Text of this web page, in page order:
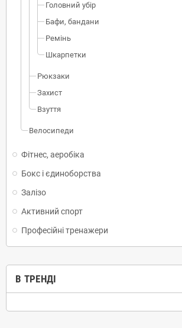
Головний убір
Бафи, бандани
Ремінь
Шкарпетки
Рюкзаки
Захист
Взуття
Велосипеди
Фітнес, аеробіка
Бокс і єдиноборства
Залізо
Активний спорт
Професійні тренажери
В ТРЕНДІ